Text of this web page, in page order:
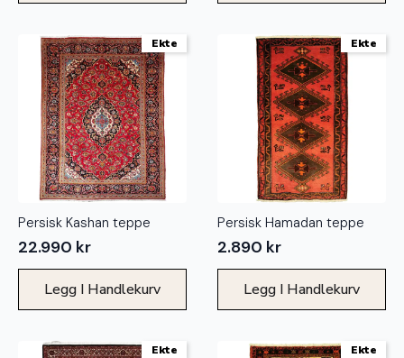
Ekte
Persisk Kashan teppe
22.990 kr
Legg I Handlekurv
Ekte
Persisk Hamadan teppe
2.890 kr
Legg I Handlekurv
Ekte Ekte